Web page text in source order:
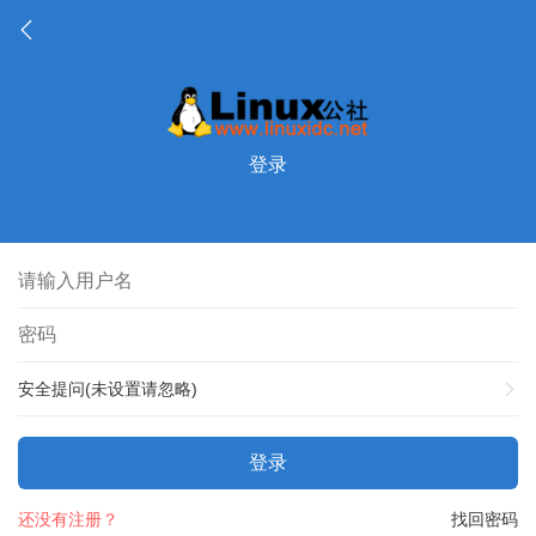
登录
安全提问(未设置请忽略)
登录
找回密码
还没有注册？